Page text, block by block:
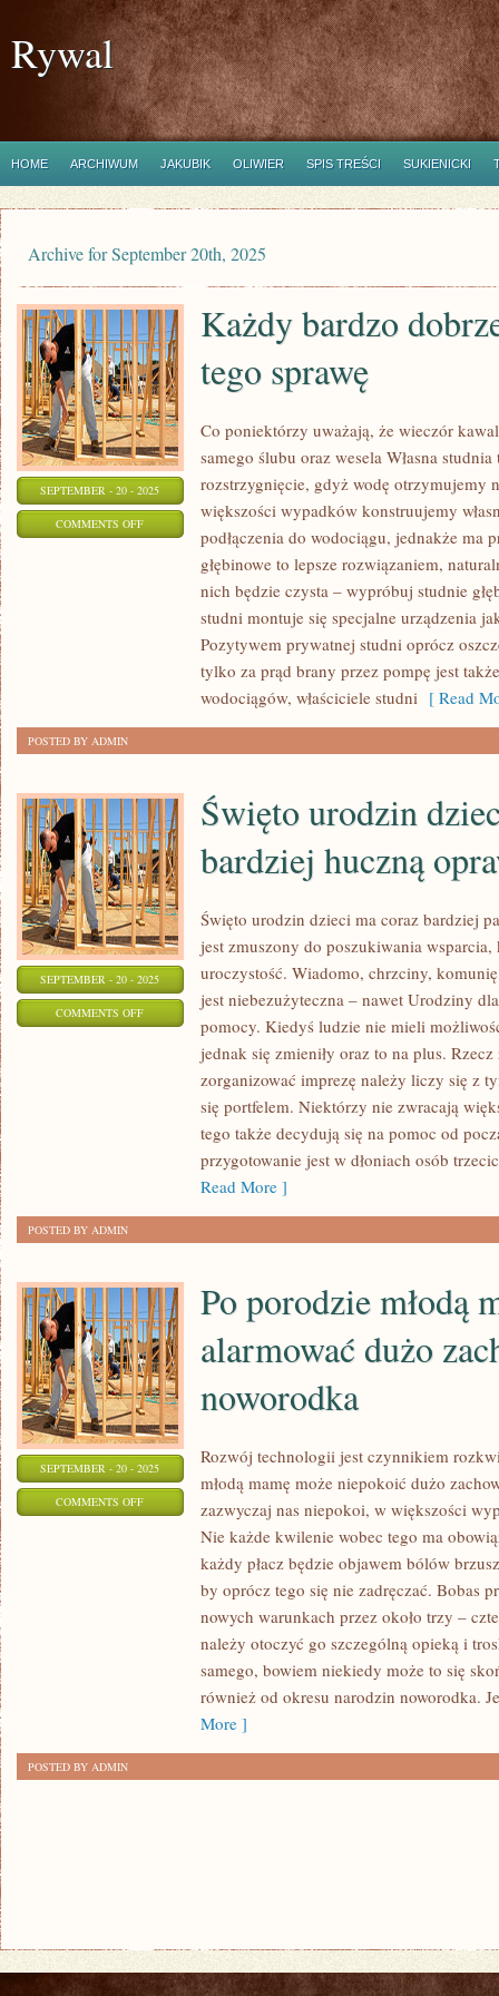
Rywal
HOME ARCHIWUM JAKUBIK OLIWIER SPIS TREŚCI SUKIENICKI
Archive for September 20th, 2025
SEPTEMBER - 20 - 2025
COMMENTS OFFON
Każdy bardzo
tego sprawę
Co poniektórzy uważają, że wieczór
samego ślubu oraz wesela Własna
rozstrzygnięcie, gdyż wodę otrzymujemy
większości wypadków konstruujemy
podłączenia do wodociągu, jednakże ma
głębinowe to lepsze rozwiązaniem,
nich będzie czysta – wypróbuj studnie
studni montuje się specjalne urządzenia
Pozytywem prywatnej studni oprócz
tylko za prąd brany przez pompę jest
wodociągów, właściciele studni [ Read
POSTED BY ADMIN
SEPTEMBER - 20 - 2025
COMMENTS OFFON
Święto urodzin
bardziej huczną
Święto urodzin dzieci ma coraz bardziej
jest zmuszony do poszukiwania
uroczystość. Wiadomo, chrzciny,
jest niebezużyteczna – nawet Urodziny
pomocy. Kiedyś ludzie nie mieli
jednak się zmieniły oraz to na plus. Rzecz
zorganizować imprezę należy liczy się z
się portfelem. Niektórzy nie zwracają
tego także decydują się na pomoc od
przygotowanie jest w dłoniach osób
Read More ]
POSTED BY ADMIN
SEPTEMBER - 20 - 2025
COMMENTS OFFON
ALARMOWAĆ
ZACHOWAŃ
NOWORODKA
Po porodzie młodą
alarmować dużo
noworodka
Rozwój technologii jest czynnikiem
młodą mamę może niepokoić dużo
zazwyczaj nas niepokoi, w większości
Nie każde kwilenie wobec tego ma
każdy płacz będzie objawem bólów
by oprócz tego się nie zadręczać. Bobas
nowych warunkach przez około trzy –
należy otoczyć go szczególną opieką i
samego, bowiem niekiedy może to się
również od okresu narodzin noworodka.
More ]
POSTED BY ADMIN